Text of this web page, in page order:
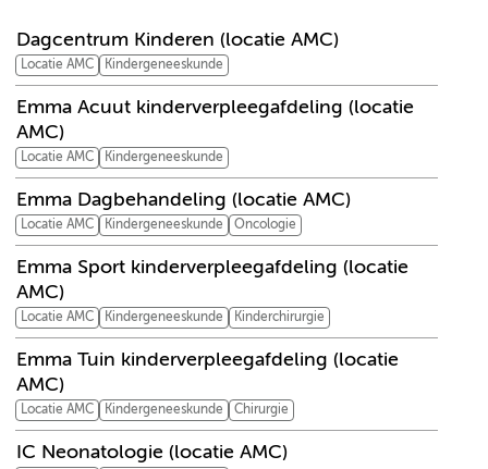
Dagcentrum Kinderen (locatie AMC)
Locatie AMC Kindergeneeskunde
Emma Acuut kinderverpleegafdeling (locatie
AMC)
Locatie AMC Kindergeneeskunde
Emma Dagbehandeling (locatie AMC)
Locatie AMC Kindergeneeskunde Oncologie
Emma Sport kinderverpleegafdeling (locatie
AMC)
Locatie AMC Kindergeneeskunde Kinderchirurgie
Emma Tuin kinderverpleegafdeling (locatie
AMC)
Locatie AMC Kindergeneeskunde Chirurgie
IC Neonatologie (locatie AMC)